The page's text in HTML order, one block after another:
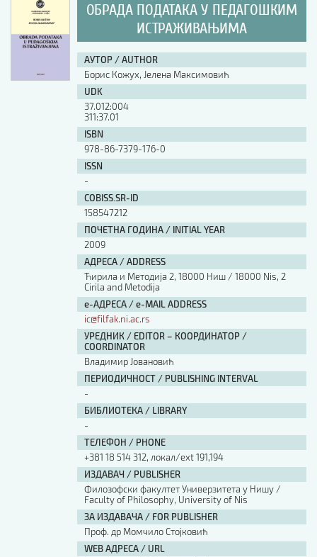
ОБРАДА ПОДАТАКА У ПЕДАГОШКИМ
ИСТРАЖИВАЊИМА
АУТОР / AUTHOR
Борис Кожух, Јелена Максимовић
UDK
37.012:004
311:37.01
ISBN
978-86-7379-176-0
ISSN
-
COBISS.SR-ID
158547212
ПОЧЕТНА ГОДИНА / INITIAL YEAR
2009
АДРЕСА / ADDRESS
Ћирила и Методија 2, 18000 Ниш / 18000 Nis, 2
Cirila and Metodija
е-АДРЕСА / e-MAIL ADDRESS
ic@filfak.ni.ac.rs
УРЕДНИК / EDITOR – КООРДИНАТОР /
COORDINATOR
Владимир Јовановић
ПЕРИОДИЧНОСТ / PUBLISHING INTERVAL
-
БИБЛИОТЕКА / LIBRARY
-
ТЕЛЕФОН / PHONE
+381 18 514 312, локал/ext 191,194
ИЗДАВАЧ / PUBLISHER
Филозофски факултет Универзитета у Нишу /
Faculty of Philosophy, University of Nis
ЗА ИЗДАВАЧА / FOR PUBLISHER
Проф. др Момчило Стојковић
WEB АДРЕСА / URL